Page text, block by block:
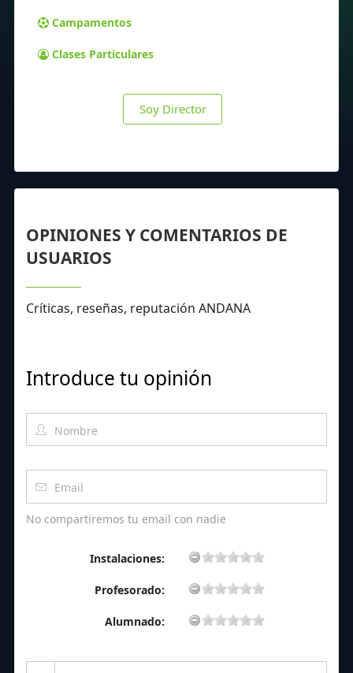
Campamentos
Clases Particulares
Soy Director
OPINIONES Y COMENTARIOS DE
USUARIOS
Críticas, reseñas, reputación ANDANA
Introduce tu opinión
No compartiremos tu email con nadie
Instalaciones:
Profesorado:
Alumnado: